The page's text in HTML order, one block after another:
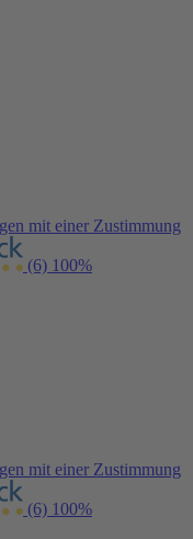
mit einer Zustimmung
(6) 100%
mit einer Zustimmung
(6) 100%